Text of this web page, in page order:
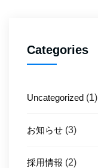
Categories
Uncategorized (1)
お知らせ (3)
採用情報 (2)